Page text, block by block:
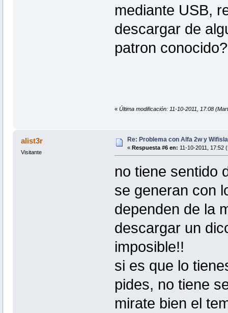
mediante USB,
descargar de
patron conocido?
« Última modificación: 11-10-2011, 17:08
alist3r
Visitante
Re: Problema con Alfa 2w y
« Respuesta #6 en: 11-10-2011, 17:52
no tiene sentido
se generan con
dependen de la
descargar un
imposible!!
si es que lo
pides, no tiene
mirate bien el